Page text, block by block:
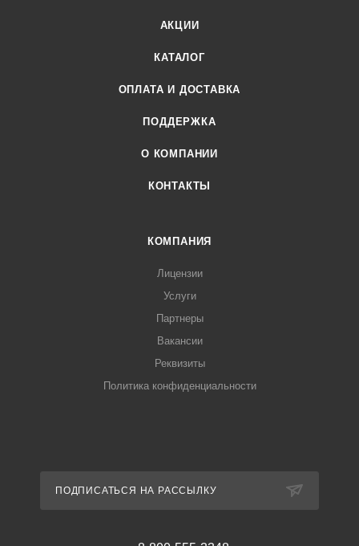
АКЦИИ
КАТАЛОГ
ОПЛАТА И ДОСТАВКА
ПОДДЕРЖКА
О КОМПАНИИ
КОНТАКТЫ
КОМПАНИЯ
Лицензии
Услуги
Партнеры
Вакансии
Реквизиты
Политика конфиденциальности
ПОДПИСАТЬСЯ НА РАССЫЛКУ